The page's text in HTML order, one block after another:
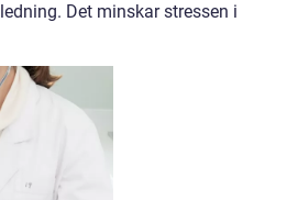
Det minskar stressen i